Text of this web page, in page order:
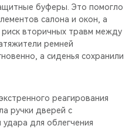
буферы. Это помогло
салона и окон, а
риск вторичных травм между
ремней
а сиденья сохранили
реагирования
ручки дверей с
для облегчения